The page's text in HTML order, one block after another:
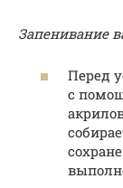
Запенивание
Перед
с